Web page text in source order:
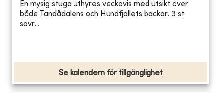
En mysig stuga uthyres veckovis med utsikt över
både Tandådalens och Hundfjällets backar. 3 st
sovr...
Se kalendern för tillgänglighet